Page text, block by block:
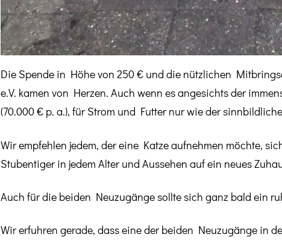
Die Spende in Höhe von 250 € und die nützlichen
e.V. kamen von Herzen. Auch wenn es angesichts der
(70.000 € p. a.), für Strom und Futter nur wie der
Wir empfehlen jedem, der eine Katze aufnehmen möchte,
Stubentiger in jedem Alter und Aussehen auf ein neues
Auch für die beiden Neuzugänge sollte sich ganz bald ein
Wir erfuhren gerade, dass eine der beiden Neuzugänge in